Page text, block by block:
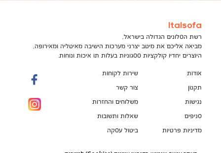
Italsofa
רשת הסלונים הגדולה בישראל,
מביאה אליכם את מיטב יצרני מערכות הישיבה מאיטליה ומאירופה,
היוצרים יחדיו קולקציות ססגוניות בעלות תו איכות ונוחות.
אודות
תקנון
נגישות
סניפים
מדיניות פרטיות
שירות לקוחות
צור קשר
משלוחים והחזרות
שאלות ותשובות
ביטול עסקה